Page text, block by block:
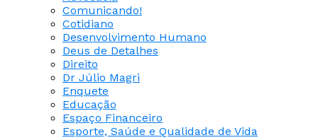
Comunicando!
Cotidiano
Desenvolvimento Humano
Deus de Detalhes
Direito
Dr Júlio Magri
Enquete
Educação
Espaço Financeiro
Esporte, Saúde e Qualidade de Vida